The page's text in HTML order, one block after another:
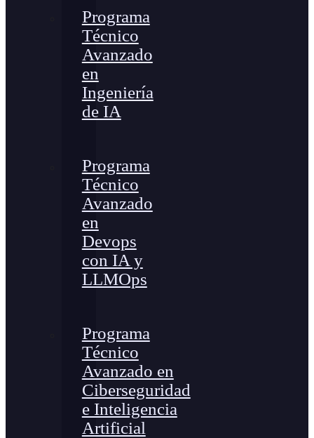
Programa
Técnico
Avanzado
en
Ingeniería
de IA
Programa
Técnico
Avanzado
en
Devops
con IA y
LLMOps
Programa
Técnico
Avanzado en
Ciberseguridad
e Inteligencia
Artificial